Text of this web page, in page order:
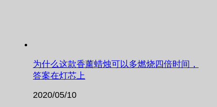
为什么这款香薰蜡烛可以多燃烧四倍时间，
答案在灯芯上
2020/05/10